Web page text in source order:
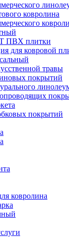
ковролина
ПВХ плитки
для ковровой
травы
покрытий
покрытий
ковролина